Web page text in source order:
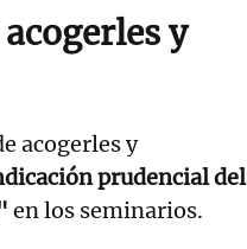
y
acogerles y
prudencial del
en los seminarios.